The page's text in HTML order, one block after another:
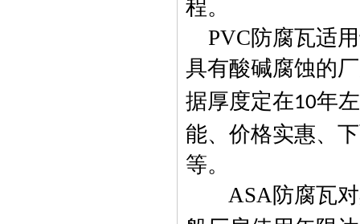
程。
PVC防腐瓦适
具有酸碱腐蚀的
据厚度定在10年
能、价格实惠、
等。
ASA防腐瓦